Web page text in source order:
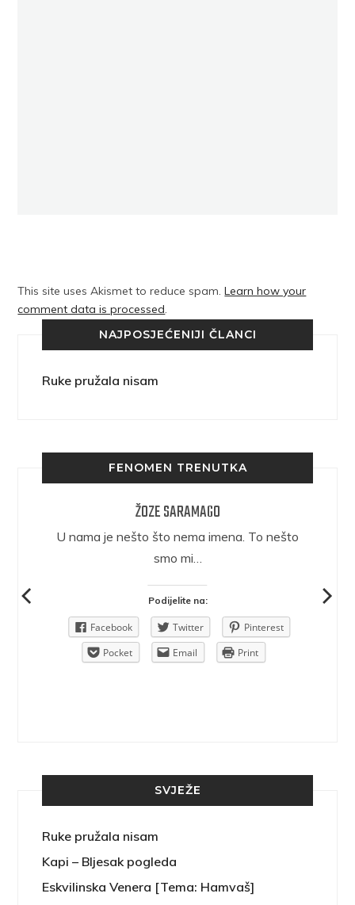
This site uses Akismet to reduce spam.Learn how your
comment data is processed.
NAJPOSJEĆENIJI ČLANCI
Ruke pružala nisam
FENOMEN TRENUTKA
ŽOZE SARAMAGO
U nama je nešto što nema imena. To nešto
smo mi…
Podijelite na:
Facebook Twitter
Pinterest
Pocket
Email Print
SVJEŽE
Ruke pružala nisam
Kapi – Bljesak pogleda
Eskvilinska Venera [Tema: Hamvaš]